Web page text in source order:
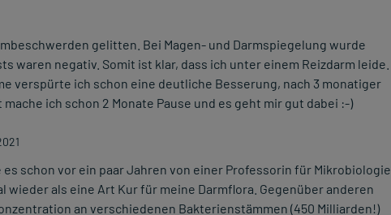
gelitten. Bei Magen- und Darmspiegelung wurde
waren negativ. Somit ist klar, dass ich unter einem Reizdarm leide.
verspürte ich schon eine deutliche Besserung, nach 3 monatiger
ich schon 2 Monate Pause und es geht mir gut dabei :-)
schon vor ein paar Jahren von einer Professorin für Mikrobiologie
wieder als eine Art Kur für meine Darmflora. Gegenüber anderen
an verschiedenen Bakterienstämmen (450 Milliarden!)